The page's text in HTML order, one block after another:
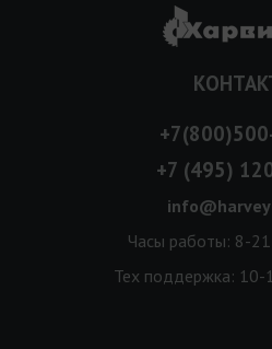
+7 (495)
Часы работы: 8-
Тех поддержка: